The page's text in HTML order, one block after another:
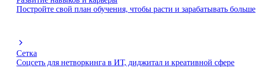
Постройте свой план обучения, чтобы расти и зарабатывать больше
Сетка
Соцсеть для нетворкинга в ИТ, диджитал и креативной сфере